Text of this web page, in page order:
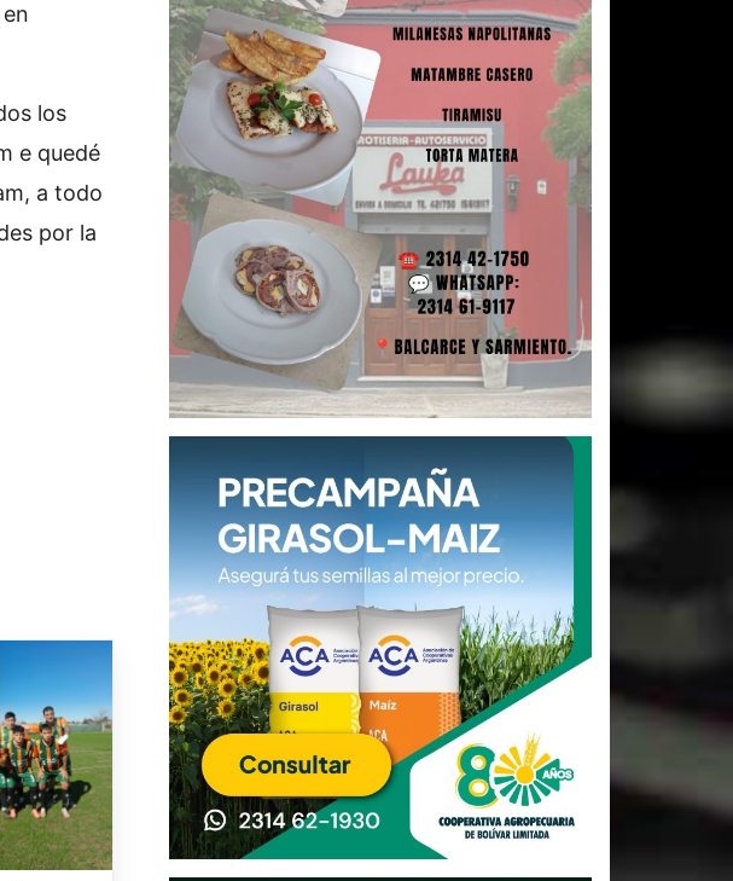
los
e quedé
a todo
por la